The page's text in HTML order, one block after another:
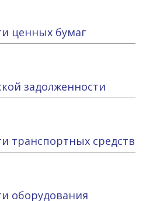
ценных бумаг
задолженности
транспортных средств
оборудования